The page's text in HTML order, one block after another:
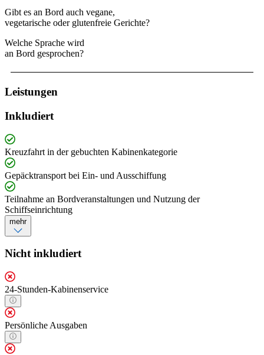
Gibt es an Bord auch vegane,
vegetarische oder glutenfreie Gerichte?
Welche Sprache wird
an Bord gesprochen?
Leistungen
Inkludiert
Kreuzfahrt in der gebuchten Kabinenkategorie
Gepäcktransport bei Ein- und Ausschiffung
Teilnahme an Bordveranstaltungen und Nutzung der
Schiffseinrichtung
mehr
Nicht inkludiert
24-Stunden-Kabinenservice
Persönliche Ausgaben